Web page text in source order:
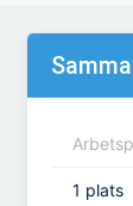
1 plats